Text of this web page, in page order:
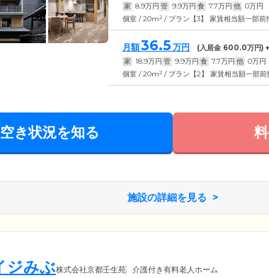
家 8.9万円 管 9.9万円 食 7.7万円 他 0万円
個室 / 20m2 / プラン【3】 家賃相当額一部前
月額36.5 万円 (入居金 600.0万円)
家 18.9万円 管 9.9万円 食 7.7万円 他 0万円
個室 / 20m2 / プラン【2】 家賃相当額一部前
空き状況を知る
施設の詳細を見る
ジみぶ株式会社京都壬生苑 介護付き有料老人ホーム